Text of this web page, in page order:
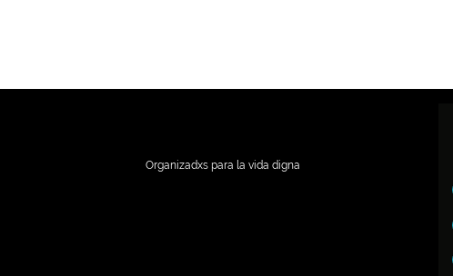
Organizadxs para la vida digna